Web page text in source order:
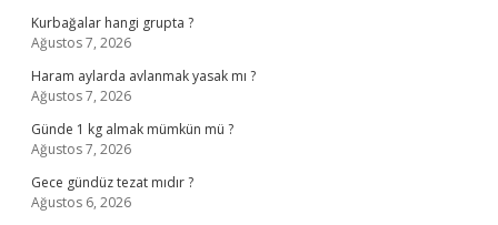
Kurbağalar hangi grupta ?
Ağustos 7, 2026
Haram aylarda avlanmak yasak mı ?
Ağustos 7, 2026
Günde 1 kg almak mümkün mü ?
Ağustos 7, 2026
Gece gündüz tezat mıdır ?
Ağustos 6, 2026